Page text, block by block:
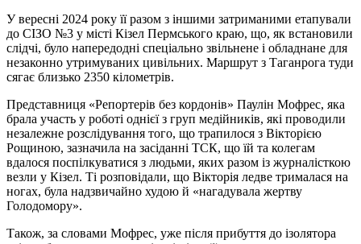
У вересні 2024 року її разом з іншими затриманими етапували
до СІЗО №3 у місті Кізел Пермського краю, що, як встановили
слідчі, було напередодні спеціально звільнене і обладнане для
незаконно утримуваних цивільних. Маршрут з Таганрога туди
сягає близько 2350 кілометрів.
Представниця «Репортерів без кордонів» Паулін Мофрес, яка
брала участь у роботі однієї з груп медійників, які проводили
незалежне розслідування того, що трапилося з Вікторією
Рощиною, зазначила на засіданні ТСК, що їй та колегам
вдалося поспілкуватися з людьми, яких разом із журналісткою
везли у Кізел. Ті розповідали, що Вікторія ледве трималася на
ногах, була надзвичайно худою й «нагадувала жертву
Голодомору».
Також, за словами Мофрес, уже після прибуття до ізолятора